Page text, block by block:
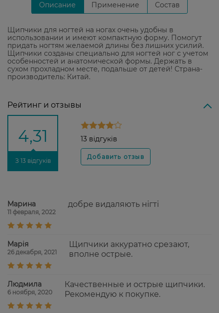
Описание Применение Состав
Щипчики для ногтей на ногах очень удобны в
использовании и имеют компактную форму. Помогут
придать ногтям желаемой длины без лишних усилий.
Щипчики созданы специально для ногтей ног с учетом
особенностей и анатомической формы. Держать в
сухом прохладном месте, подальше от детей! Страна-
производитель: Китай.
Рейтинг и отзывы
4,31
З 13 відгуків
13 відгуків
Марина
11 февраля, 2022
добре видаляють нігті
Марія
26 декабря, 2021
Щипчики аккуратно срезают,
вполне острые.
Людмила
6 ноября, 2020
Качественные и острые щипчики.
Рекомендую к покупке.